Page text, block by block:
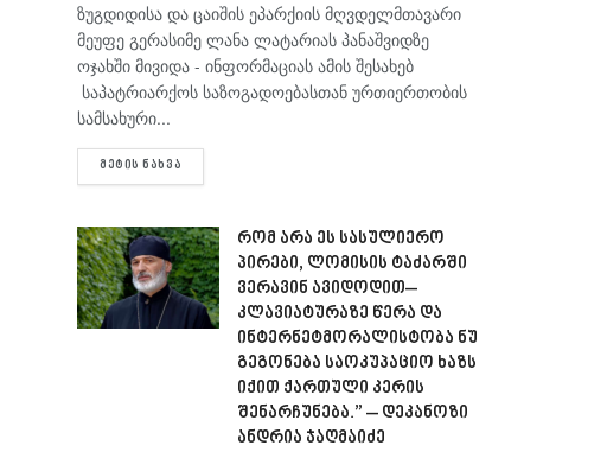
ზუგდიდისა და ცაიშის ეპარქიის მღვდელმთავარი
მეუფე გერასიმე ლანა ლატარიას პანაშვიდზე
ოჯახში მივიდა - ინფორმაციას ამის შესახებ
საპატრიარქოს საზოგადოებასთან ურთიერთობის
სამსახური...
ᲛᲔᲢᲘᲡ ᲜᲐᲮᲕᲐ
რომ არა ეს სასულიერო
პირები, ლომისის ტაძარში
ვერავინ ავიდოდით–
კლავიატურაზე წერა და
ინტერნეტმორალისტობა ნუ
გეგონება საოკუპაციო ხაზს
იქით ქართული კერის
შენარჩუნება.” – დეკანოზი
ანდრია ჯაღმაიძე